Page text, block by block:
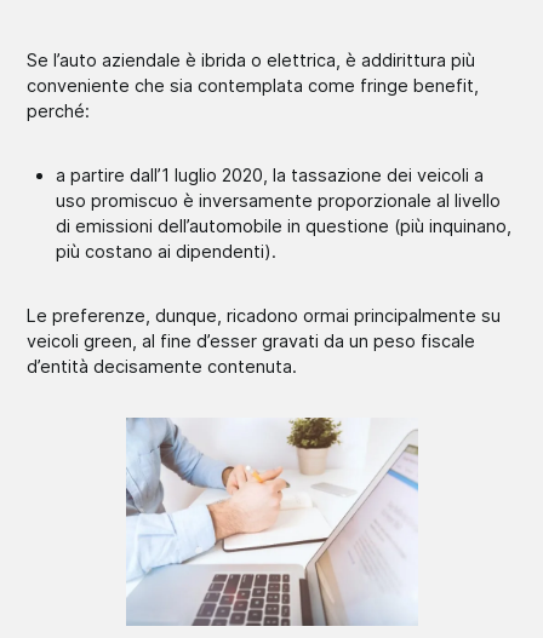
Se l’auto aziendale è ibrida o elettrica, è addirittura più
conveniente che sia contemplata come fringe benefit,
perché:
a partire dall’1 luglio 2020, la tassazione dei veicoli a
uso promiscuo è inversamente proporzionale al livello
di emissioni dell’automobile in questione (più inquinano,
più costano ai dipendenti).
Le preferenze, dunque, ricadono ormai principalmente su
veicoli green, al fine d’esser gravati da un peso fiscale
d’entità decisamente contenuta.